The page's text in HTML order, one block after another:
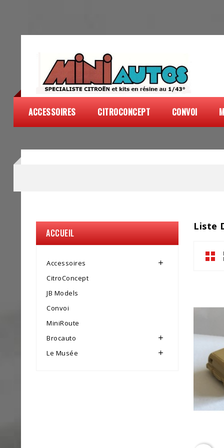
ACCESSOIRES CITROCONCEPT CONVOI
ACCUEIL
Accessoires 
CitroConcept
JB Models
Convoi
MiniRoute
Brocauto

Le Musée 
Liste